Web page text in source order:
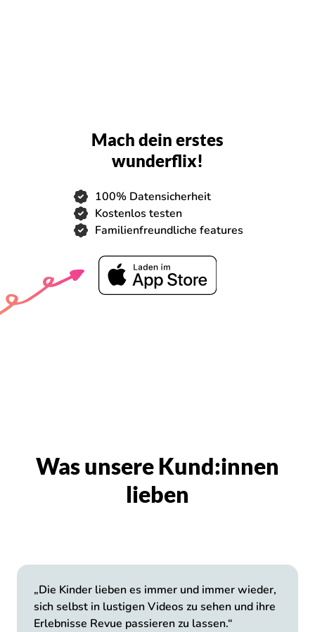
Mach dein erstes
wunderflix!
100% Datensicherheit
Kostenlos testen
Familienfreundliche features
Was unsere Kund:innen
lieben
„Die Kinder lieben es immer und immer wieder,
sich selbst in lustigen Videos zu sehen und ihre
Erlebnisse Revue passieren zu lassen.“